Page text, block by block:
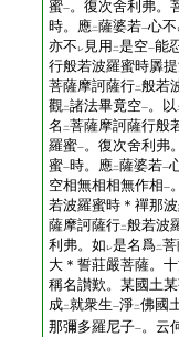
蜜一。復次舍利弗。
時。應二薩婆若一心不
亦不 レ 見用 二是空一能
行般若波羅蜜時羼
菩薩摩訶薩行二般若
觀二諸法畢竟空一。以
名 二菩薩摩訶薩行般
羅蜜一。復次舍利弗
蜜一時。應二薩婆若一
空相無相相無作相一
若波羅蜜時＊禪那
薩摩訶薩行二般若波
利弗。如 レ是名爲二
大＊誓莊嚴菩薩。
稱名讃歎。某國土
成二就衆生一淨二佛國
那彌多羅尼子一。云